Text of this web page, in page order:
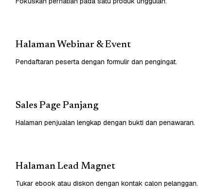
Halaman Webinar & Event
Pendaftaran peserta dengan formulir dan pengingat.
Sales Page Panjang
Halaman penjualan lengkap dengan bukti dan penawaran.
Halaman Lead Magnet
Tukar ebook atau diskon dengan kontak calon pelanggan.